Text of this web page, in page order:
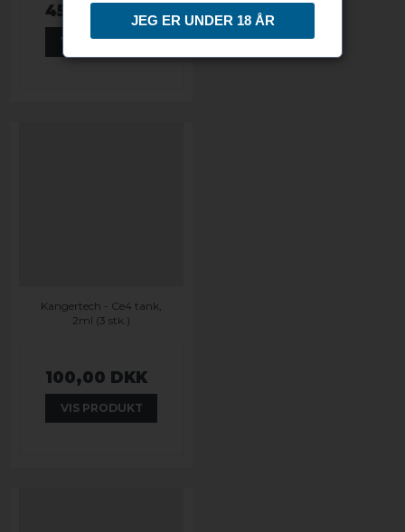
45,00 DKK
VIS PRODUKT
Kangertech - Ce4 tank,
2ml (3 stk.)
100,00 DKK
VIS PRODUKT
JEG ER UNDER 18 ÅR